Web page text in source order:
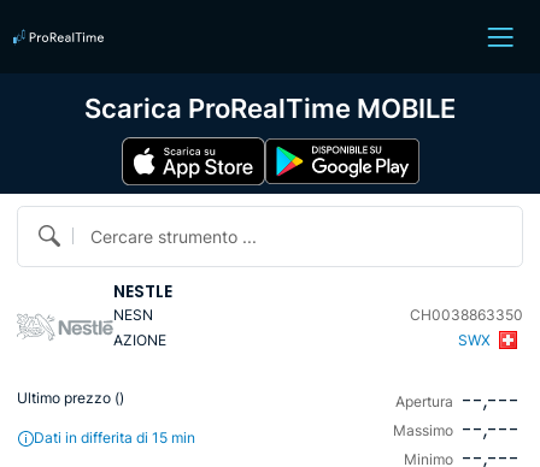
Cercare strumento ...
NESTLE
NESN
CH0038863350
AZIONE
SWX
Ultimo prezzo ()
Dati in differita di 15 min
Apertura --,---
Massimo --,---
Minimo --,---
Scarica ProRealTime MOBILE